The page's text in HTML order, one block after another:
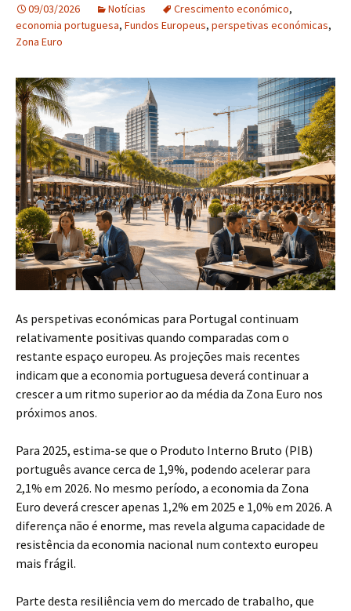
09/03/2026 Notícias Crescimento económico,
economia portuguesa, Fundos Europeus, perspetivas económicas,
Zona Euro
As perspetivas económicas para Portugal continuam
relativamente positivas quando comparadas com o
restante espaço europeu. As projeções mais recentes
indicam que a economia portuguesa deverá continuar a
crescer a um ritmo superior ao da média da Zona Euro nos
próximos anos.
Para 2025, estima-se que o Produto Interno Bruto (PIB)
português avance cerca de 1,9%, podendo acelerar para
2,1% em 2026. No mesmo período, a economia da Zona
Euro deverá crescer apenas 1,2% em 2025 e 1,0% em 2026. A
diferença não é enorme, mas revela alguma capacidade de
resistência da economia nacional num contexto europeu
mais frágil.
Parte desta resiliência vem do mercado de trabalho, que